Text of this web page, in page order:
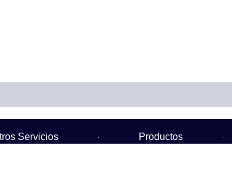
Servicios Productos